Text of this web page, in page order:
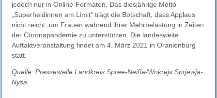
jedoch nur in Online-Formaten. Das diesjährige Motto
„Superheldinnen am Limit“ trägt die Botschaft, dass Applaus
nicht reicht, um Frauen während ihrer Mehrbelastung in Zeiten
der Coronapandemie zu unterstützen. Die landesweite
Auftaktveranstaltung findet am 4. März 2021 in Oranienburg
statt.
Quelle: Pressestelle Landkreis Spree-Neiße/Wokrejs Sprjewja-
Nysa